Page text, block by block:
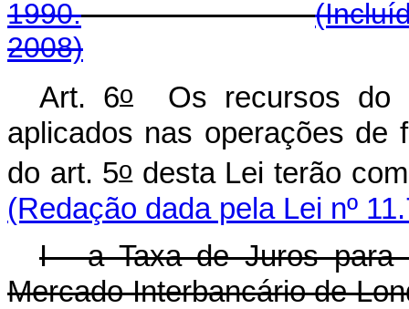
1990.
2008)
Art. 6o
Os recursos do
aplicados nas operações
do art. 5odesta Lei
(Redação dada pela Lei nº
I - a Taxa de Juros para
Mercado Interbancário de